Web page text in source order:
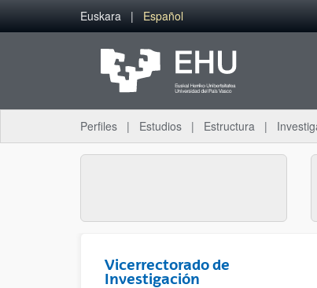
Saltar al contenido principal
Euskara Español
Perfiles Estudios Estructura
Vicerrectorado de
Investigación